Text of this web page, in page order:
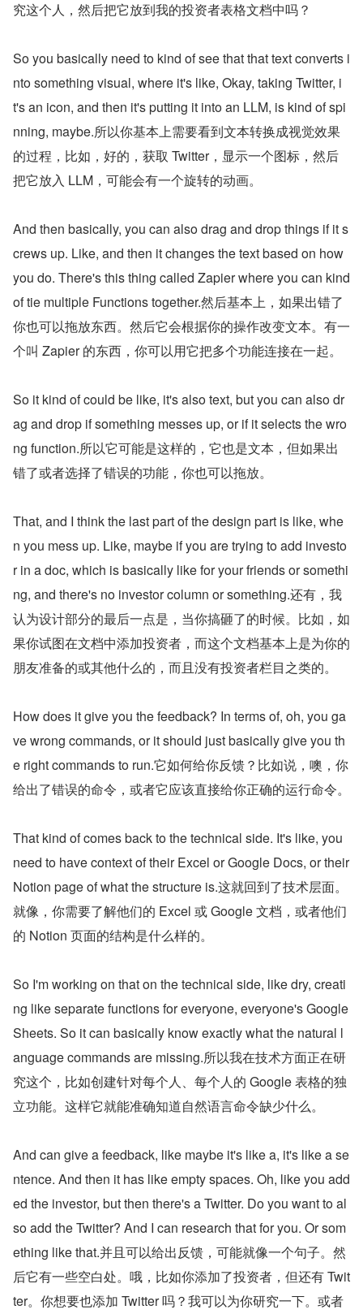
究这个人，然后把它放到我的投资者表格文档中吗？
So you basically need to kind of see that that text converts i
nto something visual, where it's like, Okay, taking Twitter, i
t's an icon, and then it's putting it into an LLM, is kind of spi
nning, maybe.所以你基本上需要看到文本转换成视觉效果
的过程，比如，好的，获取 Twitter，显示一个图标，然后
把它放入 LLM，可能会有一个旋转的动画。
And then basically, you can also drag and drop things if it s
crews up. Like, and then it changes the text based on how
you do. There's this thing called Zapier where you can kind
of tie multiple Functions together.然后基本上，如果出错了
你也可以拖放东西。然后它会根据你的操作改变文本。有一
个叫 Zapier 的东西，你可以用它把多个功能连接在一起。
So it kind of could be like, it's also text, but you can also dr
ag and drop if something messes up, or if it selects the wro
ng function.所以它可能是这样的，它也是文本，但如果出
错了或者选择了错误的功能，你也可以拖放。
That, and I think the last part of the design part is like, whe
n you mess up. Like, maybe if you are trying to add investo
r in a doc, which is basically like for your friends or somethi
ng, and there's no investor column or something.还有，我
认为设计部分的最后一点是，当你搞砸了的时候。比如，如
果你试图在文档中添加投资者，而这个文档基本上是为你的
朋友准备的或其他什么的，而且没有投资者栏目之类的。
How does it give you the feedback? In terms of, oh, you ga
ve wrong commands, or it should just basically give you th
e right commands to run.它如何给你反馈？比如说，噢，你
给出了错误的命令，或者它应该直接给你正确的运行命令。
That kind of comes back to the technical side. It's like, you
need to have context of their Excel or Google Docs, or their
Notion page of what the structure is.这就回到了技术层面。
就像，你需要了解他们的 Excel 或 Google 文档，或者他们
的 Notion 页面的结构是什么样的。
So I'm working on that on the technical side, like dry, creati
ng like separate functions for everyone, everyone's Google
Sheets. So it can basically know exactly what the natural l
anguage commands are missing.所以我在技术方面正在研
究这个，比如创建针对每个人、每个人的 Google 表格的独
立功能。这样它就能准确知道自然语言命令缺少什么。
And can give a feedback, like maybe it's like a, it's like a se
ntence. And then it has like empty spaces. Oh, like you add
ed the investor, but then there's a Twitter. Do you want to al
so add the Twitter? And I can research that for you. Or som
ething like that.并且可以给出反馈，可能就像一个句子。然
后它有一些空白处。哦，比如你添加了投资者，但还有 Twit
ter。你想要也添加 Twitter 吗？我可以为你研究一下。或者